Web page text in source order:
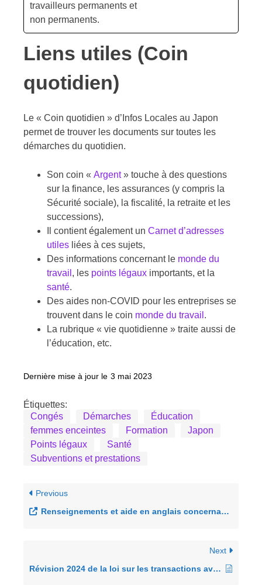
travailleurs permanents et
non permanents.
Liens utiles (Coin
quotidien)
Le « Coin quotidien » d’Infos Locales au Japon
permet de trouver les documents sur toutes les
démarches du quotidien.
Son coin « Argent» touche à des questions
sur la finance, les assurances (y compris la
Sécurité sociale), la fiscalité, la retraite et les
successions),
Il contient également un Carnet d’adresses
utiles liées à ces sujets,
Des informations concernant le monde du
travail , les points légaux importants, et la
santé.
Des aides non-COVID pour les entreprises se
trouvent dans le coin monde du travail .
La rubrique « vie quotidienne » traite aussi de
l’éducation, etc.
Dernière mise à jour le 3 mai 2023
Étiquettes:
Congés
Démarches
Éducation
femmes enceintes
Formation
Japon
Points légaux
Santé
Subventions et prestations
Previous
Renseignements et aide en anglais concernant le droit du travail au Japon
Next
Révision 2024 de la loi sur les transactions avec les freelances